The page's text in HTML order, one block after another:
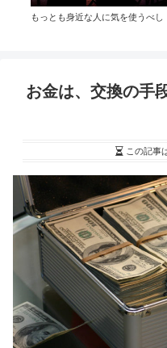
もっとも身近な人に気を使うべし
お金は、交換の手
この記事